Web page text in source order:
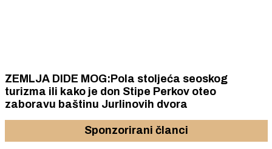
ZEMLJA DIDE MOG:Pola stoljeća seoskog
turizma ili kako je don Stipe Perkov oteo
zaboravu baštinu Jurlinovih dvora
Sponzorirani članci